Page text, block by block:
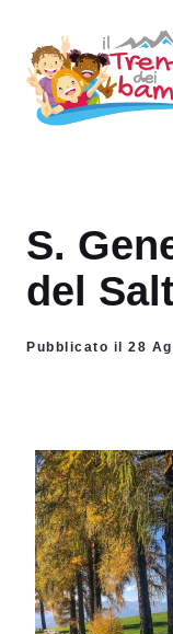
contenuto
S.
del
Pubblicato il 28